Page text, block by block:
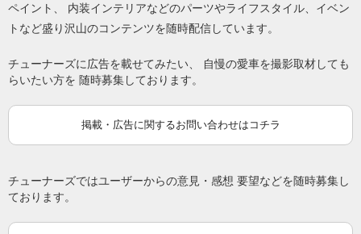
ペイント、 内装インテリアなどのパーツやライフスタイル、イベン
トなど盛り沢山のコンテンツを随時配信しています。
チューナーズに広告を載せてみたい、 自慢の愛車を撮影取材しても
らいたい方を 随時募集しております。
掲載・広告に関するお問い合わせはコチラ
チューナーズではユーザーからの意見・感想 要望などを随時募集し
ております。